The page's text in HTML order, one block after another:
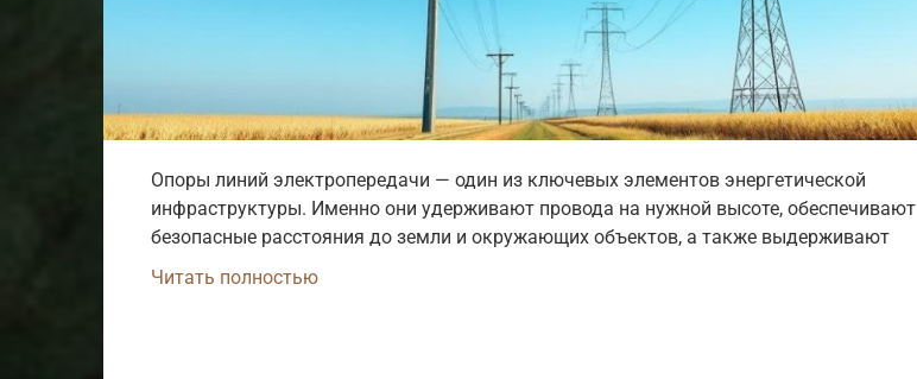
Опоры линий электропередачи — один из ключевых элементов энергетической
инфраструктуры. Именно они удерживают провода на нужной высоте, обеспечивают
безопасные расстояния до земли и окружающих объектов, а также выдерживают
Читать полностью